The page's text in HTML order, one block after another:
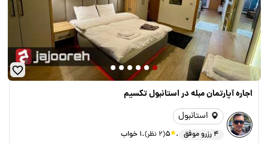
اجاره آپارتمان مبله در استانبول تکسیم
استانبول
4 رزرو موفق .
5(2 نظر) .1 خواب